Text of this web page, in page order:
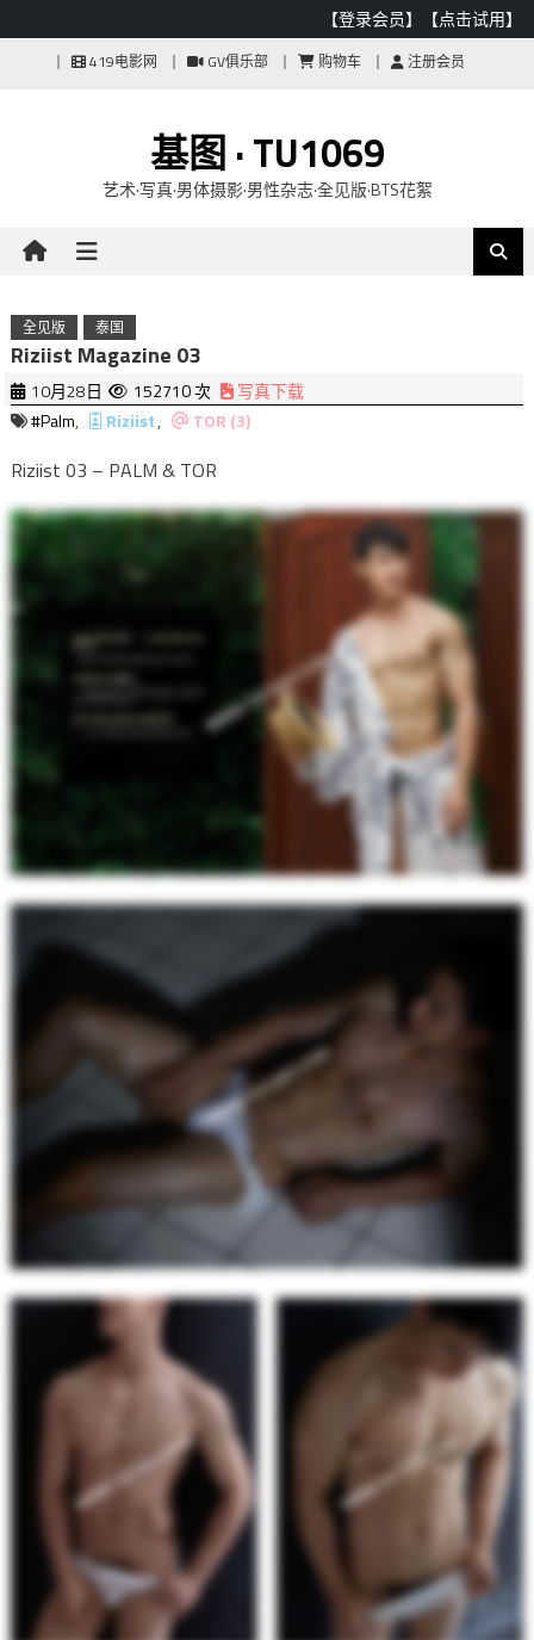
【登录会员】 【点击试用】
419电影网 GV俱乐部 购物车 注册会员
基图 · TU1069
艺术·写真·男体摄影·男性杂志·全见版·BTS花絮
全见版 泰国
Riziist Magazine 03
10月28日 152710 次
写真下载
#Palm, Riziist, TOR (3)
Riziist 03 – PALM & TOR